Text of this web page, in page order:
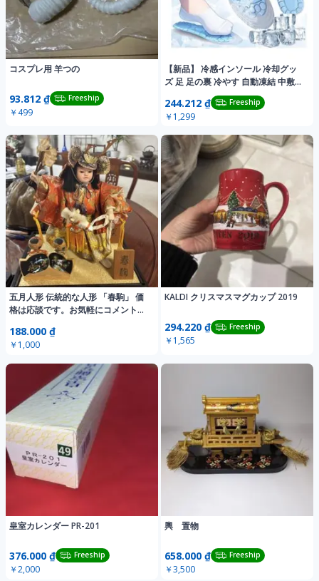
コスプレ用 羊つの
93.812 ₫ Freeship
￥499
【新品】 冷感インソール 冷却グッ
ズ 足 足の裏 冷やす 自動凍結 中敷き
244.212 ₫ Freeship
￥1,299
五月人形 伝統的な人形 「春駒」 価
格は応談です。お気軽にコメントく
188.000 ₫
￥1,000
KALDI クリスマスマグカップ 2019
294.220 ₫ Freeship
￥1,565
皇室カレンダー PR-201
376.000 ₫ Freeship
￥2,000
輿 置物
658.000 ₫ Freeship
￥3,500